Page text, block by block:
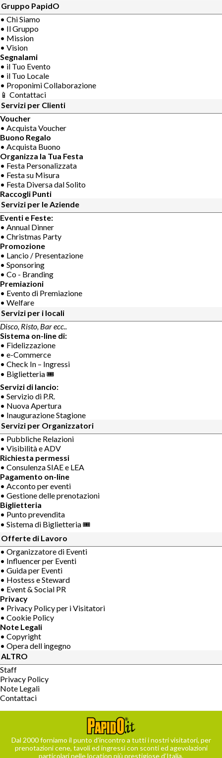
Gruppo PapidO
• Chi Siamo
• Il Gruppo
• Mission
• Vision
Segnalami
• il Tuo Evento
• il Tuo Locale
• Proponimi Collaborazione
📱 Contattaci
Servizi per Clienti
Voucher
• Acquista Voucher
Buono Regalo
• Acquista Buono
Organizza la Tua Festa
• Festa Personalizzata
• Festa su Misura
• Festa Diversa dal Solito
Raccogli Punti
Servizi per le Aziende
Eventi e Feste:
• Annual Dinner
• Christmas Party
Promozione
• Lancio / Presentazione
• Sponsoring
• Co - Branding
Premiazioni
• Evento di Premiazione
• Welfare
Servizi per i locali
Disco, Risto, Bar ecc..
Sistema on-line di:
• Fidelizzazione
• e-Commerce
• Check In – Ingressi
• Biglietteria 🎟
Servizi di lancio:
• Servizio di P.R.
• Nuova Apertura
• Inaugurazione Stagione
Servizi per Organizzatori
• Pubbliche Relazioni
• Visibilità e ADV
Richiesta permessi
• Consulenza SIAE e LEA
Pagamento on-line
• Acconto per eventi
• Gestione delle prenotazioni
Biglietteria
• Punto prevendita
• Sistema di Biglietteria 🎟
Offerte di Lavoro
• Organizzatore di Eventi
• Influencer per Eventi
• Guida per Eventi
• Hostess e Steward
• Event & Social PR
Privacy
• Privacy Policy per i Visitatori
• Cookie Policy
Note Legali
• Copyright
• Opera dell ingegno
ALTRO
Staff
Privacy Policy
Note Legali
Contattaci
Dal 2000 forniamo il punto d’incontro a tutti i nostri visitatori, per
prenotazioni cene, tavoli ed ingressi con sconti ed agevolazioni
particolari nelle location più prestigiose d’Italia.